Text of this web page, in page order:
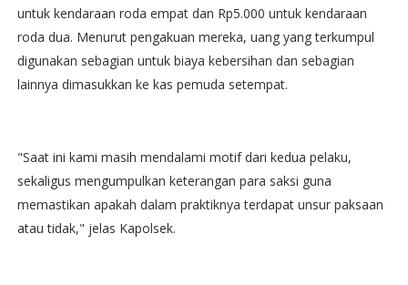
untuk kendaraan roda empat dan Rp5.000 untuk kendaraan
roda dua. Menurut pengakuan mereka, uang yang terkumpul
digunakan sebagian untuk biaya kebersihan dan sebagian
lainnya dimasukkan ke kas pemuda setempat.
"Saat ini kami masih mendalami motif dari kedua pelaku,
sekaligus mengumpulkan keterangan para saksi guna
memastikan apakah dalam praktiknya terdapat unsur paksaan
atau tidak," jelas Kapolsek.